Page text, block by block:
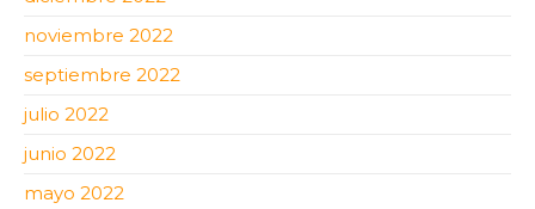
noviembre 2022
septiembre 2022
julio 2022
junio 2022
mayo 2022